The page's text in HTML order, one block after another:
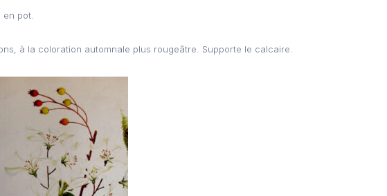
en pot.
à la coloration automnale plus rougeâtre. Supporte le calcaire.